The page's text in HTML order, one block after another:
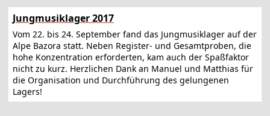
Jungmusiklager 2017
Vom 22. bis 24. September fand das Jungmusiklager auf der
Alpe Bazora statt. Neben Register- und Gesamtproben, die
hohe Konzentration erforderten, kam auch der Spaßfaktor
nicht zu kurz. Herzlichen Dank an Manuel und Matthias für
die Organisation und Durchführung des gelungenen
Lagers!